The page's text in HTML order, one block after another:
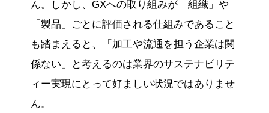
ん。しかし、GXへの取り組みが「組織」や
「製品」ごとに評価される仕組みであること
も踏まえると、「加工や流通を担う企業は関
係ない」と考えるのは業界のサステナビリテ
ィー実現にとって好ましい状況ではありませ
ん。